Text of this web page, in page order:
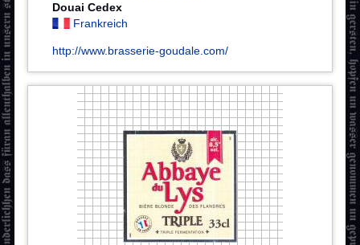
Douai Cedex
Frankreich
http://www.brasserie-goudale.com/